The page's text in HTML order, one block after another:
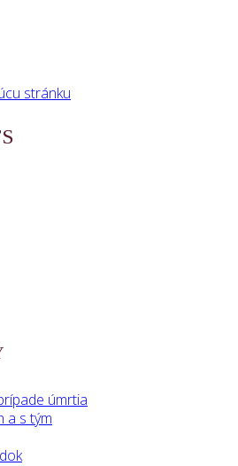
stránku
úmrtia
a s tým